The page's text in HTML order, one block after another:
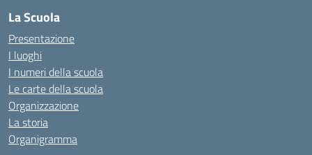
La Scuola
Presentazione
I luoghi
I numeri della scuola
Le carte della scuola
Organizzazione
La storia
Organigramma